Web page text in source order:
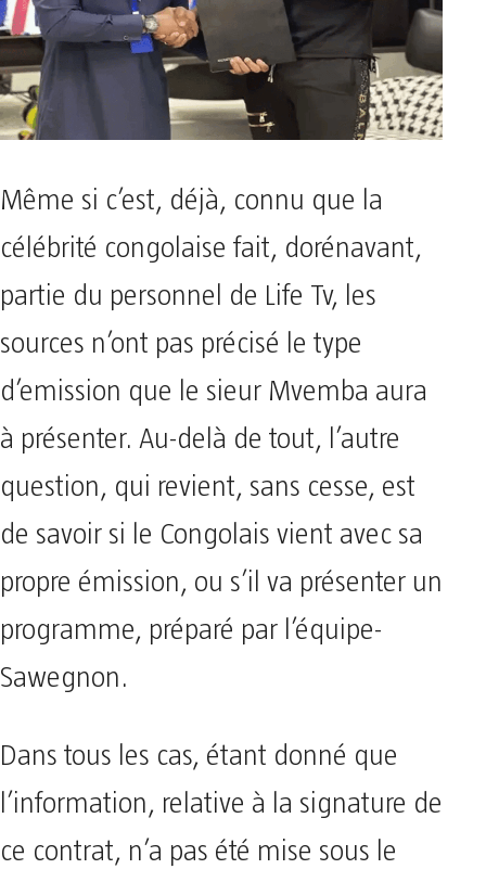
Même si c’est, déjà, connu que la
célébrité congolaise fait, dorénavant,
partie du personnel de Life Tv, les
sources n’ont pas précisé le type
d’emission que le sieur Mvemba aura
à présenter. Au-delà de tout, l’autre
question, qui revient, sans cesse, est
de savoir si le Congolais vient avec sa
propre émission, ou s’il va présenter un
programme, préparé par l’équipe-
Sawegnon.
Dans tous les cas, étant donné que
l’information, relative à la signature de
ce contrat, n’a pas été mise sous le